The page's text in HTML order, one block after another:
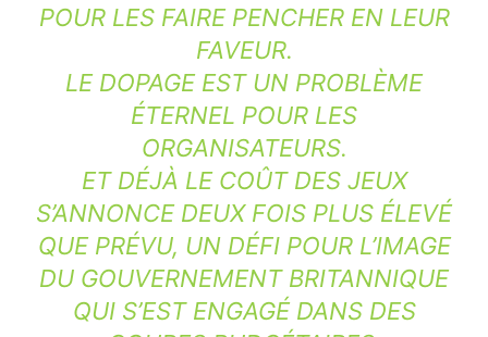
POUR LES FAIRE PENCHER EN LEUR
FAVEUR.
LE DOPAGE EST UN PROBLÈME
ÉTERNEL POUR LES
ORGANISATEURS.
ET DÉJÀ LE COÛT DES JEUX
S’ANNONCE DEUX FOIS PLUS ÉLEVÉ
QUE PRÉVU, UN DÉFI POUR L’IMAGE
DU GOUVERNEMENT BRITANNIQUE
QUI S’EST ENGAGÉ DANS DES